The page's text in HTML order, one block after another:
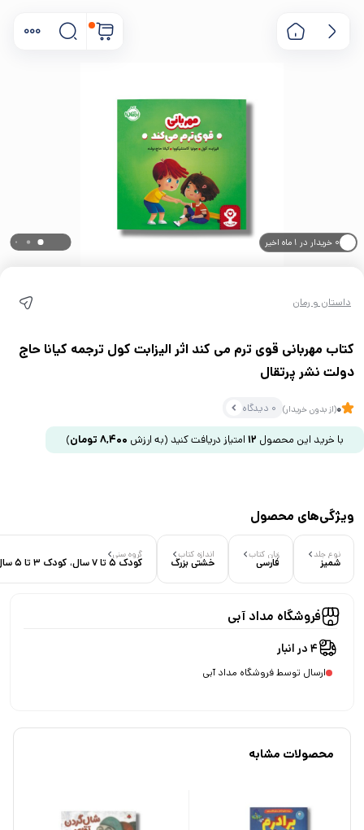
۰ خریدار در ۱ ماه اخیر
داستان و رمان
کتاب مهربانی قوی ترم می کند اثر الیزابت کول ترجمه کیانا حاج
دولت نشر پرتقال
0(از بدون خریدار) 0 دیدگاه
با خرید این محصول 12 امتیاز دریافت کنید (به ارزش 8,400 تومان)
ویژگی‌های محصول
نوع جلد
شمیز
زبان کتاب
فارسی
اندازه کتاب
خشتی بزرگ
گروه سنی
کودک 5 تا 7 سال، کودک 3 تا 5 سال
فروشگاه مداد آبی
4 در انبار
ارسال توسط فروشگاه مداد آبی
محصولات مشابه